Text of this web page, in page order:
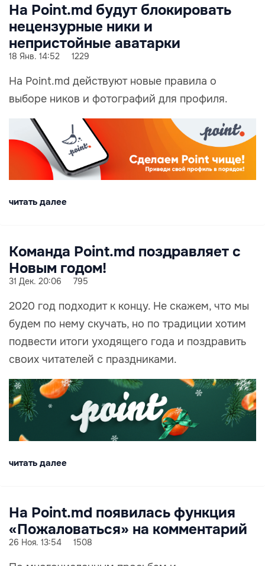
На Point.md будут блокировать
нецензурные ники и
непристойные аватарки
18 Янв. 14:52 1229
На Point.md действуют новые правила о
выборе ников и фотографий для профиля.
читать далее
Команда Point.md поздравляет с
Новым годом!
31 Дек. 20:06 795
2020 год подходит к концу. Не скажем, что мы
будем по нему скучать, но по традиции хотим
подвести итоги уходящего года и поздравить
своих читателей с праздниками.
читать далее
На Point.md появилась функция
«Пожаловаться» на комментарий
26 Ноя. 13:54 1508